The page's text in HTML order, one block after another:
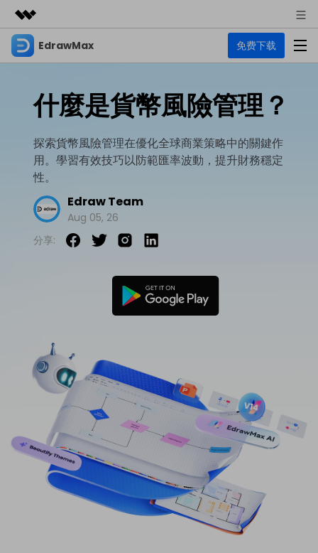
精選產品
實用工具
關於我們
新聞中心
EdrawMax 免费下载
EdrawMax
EdrawMind
EdrawProj
專業的甘特圖工具
商業用途
流程圖
技術用途
UML
設計用途
資源
資源範本
EdrawMax 社區
支援
教程
商業
搜索
什麼是貨幣風險管理？
探索貨幣風險管理在優化全球商業策略中的關鍵作
用。學習有效技巧以防範匯率波動，提升財務穩定
性。
Edraw Team
Aug 05, 26
分享: